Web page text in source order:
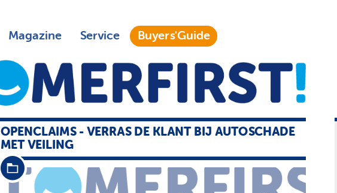
Magazine Service Buyers'Guide
OPENCLAIMS - VERRAS DE KLANT BIJ AUTOSCHADE
MET VEILING